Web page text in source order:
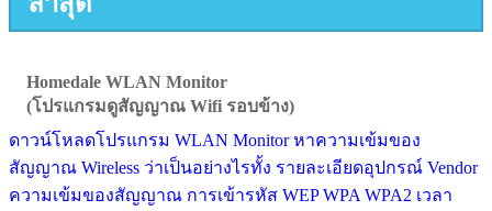
Homedale WLAN Monitor
(โปรแกรมดูสัญญาณ Wifi รอบข้าง)
ดาวน์โหลดโปรแกรม WLAN Monitor หาความเข้มของ
สัญญาณ Wireless ว่าเป็นอย่างไรทั้ง รายละเอียดอุปกรณ์ Vendor
ความเข้มของสัญญาณ การเข้ารหัส WEP WPA WPA2 เวลา